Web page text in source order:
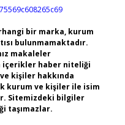
bir marka, kurum
bulunmamaktadır.
makaleler
içerikler haber niteliği
kişiler hakkında
kurum ve kişiler ile isim
Sitemizdeki bilgiler
taşımazlar.